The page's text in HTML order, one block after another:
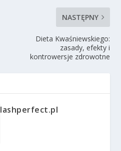
NASTĘPNY
Dieta Kwaśniewskiego:
zasady, efekty i
kontrowersje zdrowotne
lashperfect.pl